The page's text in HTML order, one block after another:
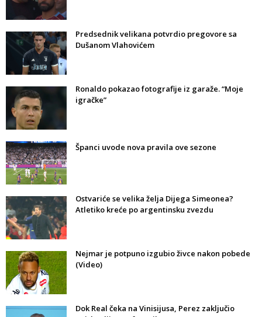
Predsednik velikana potvrdio pregovore sa
Dušanom Vlahovićem
Ronaldo pokazao fotografije iz garaže. “Moje
igračke”
Španci uvode nova pravila ove sezone
Ostvariće se velika želja Dijega Simeonea?
Atletiko kreće po argentinsku zvezdu
Nejmar je potpuno izgubio živce nakon pobede
(Video)
Dok Real čeka na Vinisijusa, Perez zaključio